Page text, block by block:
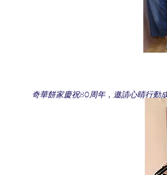
奇華餅家慶祝80周年，邀請心晴行動
鄭秀